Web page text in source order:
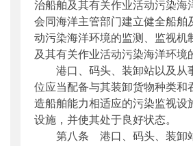
治船舶及其有关作业活动污染海
会同海洋主管部门建立健全船舶
动污染海洋环境的监测、监视机
及其有关作业活动污染海洋环境
港口、码头、装卸站以及从
位应当配备与其装卸货物种类和
造船舶能力相适应的污染监视设
设施，并使其处于良好状态。
第八条 港口、码头、装卸